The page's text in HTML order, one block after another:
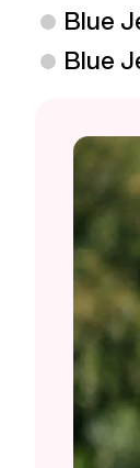
Blue
Blue